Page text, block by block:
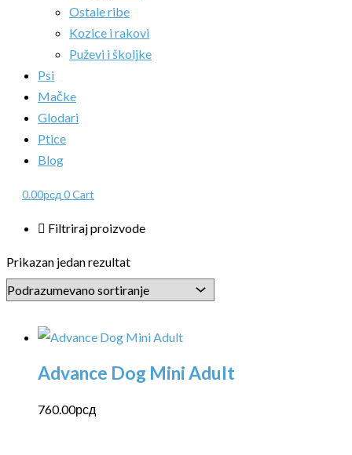
Ostale ribe
Kozice i rakovi
Puževi i školjke
Psi
Mačke
Glodari
Ptice
Blog
0.00рсд 0Cart
Filtriraj proizvode
Prikazan jedan rezultat
Advance Dog Mini Adult
760.00рсд